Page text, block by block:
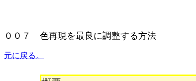
００７ 色再現を最良に調整する方法
元に戻る。